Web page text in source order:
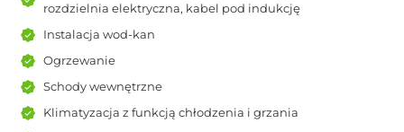
rozdzielnia elektryczna, kabel pod indukcję
Instalacja wod-kan
Ogrzewanie
Schody wewnętrzne
Klimatyzacja z funkcją chłodzenia i grzania